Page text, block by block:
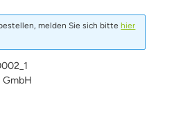
melden Sie sich bitte hier
GmbH